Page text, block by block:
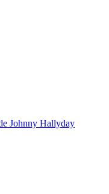
Johnny Hallyday